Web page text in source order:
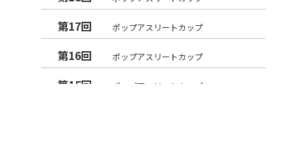
第17回 ポップアスリートカップ
第16回 ポップアスリートカップ
第15回 ポップアスリートカップ